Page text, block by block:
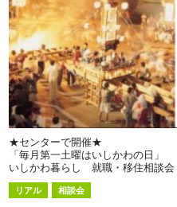
★センターで開催★
「毎月第一土曜はいしかわの日」
いしかわ暮らし 就職・移住相談会
リアル 相談会